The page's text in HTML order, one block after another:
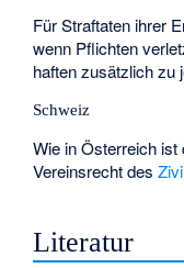
Für Straftaten ihrer
wenn Pflichten
haften zusätzlich zu
Schweiz
Wie in Österreich ist
Vereinsrecht des
Literatur